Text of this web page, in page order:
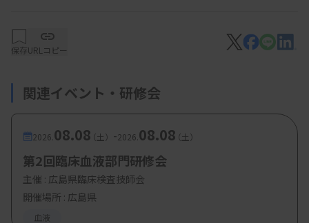
・参加費：
大臨技会員または日臨技会員：3,000
・定 員：48名（先着順）
保存URLコピー
関連イベント・研修会
2026. 08.08（土） -2026. 08.08（土）
第2回臨床血液部門研修会
主催 : 広島県臨床検査技師会
開催場所 : 広島県
血液